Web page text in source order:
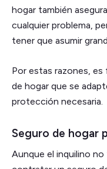
hogar también
cualquier problema,
tener que asumir
Por estas razones,
de hogar que se
protección necesaria.
Seguro de hogar
Aunque el inquilino